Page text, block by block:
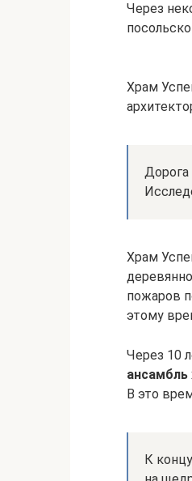
Через
Храм
Храм
пожаров
этому
Через 10
ансамбль
В это
К